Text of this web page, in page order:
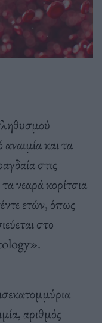
αναιμία και τα
στις
νεαρά κορίτσια
ετών, όπως
στο
αριθμός